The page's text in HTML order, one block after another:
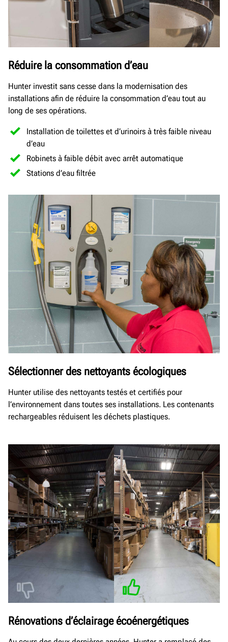
Réduire la consommation d’eau
Hunter investit sans cesse dans la modernisation des
installations afin de réduire la consommation d’eau tout au
long de ses opérations.
Installation de toilettes et d’urinoirs à très faible niveau
d’eau
Robinets à faible débit avec arrêt automatique
Stations d’eau filtrée
Sélectionner des nettoyants écologiques
Hunter utilise des nettoyants testés et certifiés pour
l’environnement dans toutes ses installations. Les contenants
rechargeables réduisent les déchets plastiques.
Rénovations d’éclairage écoénergétiques